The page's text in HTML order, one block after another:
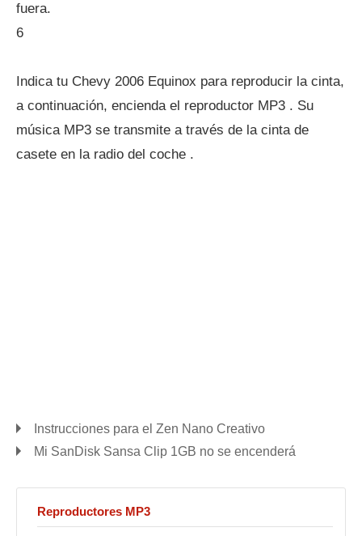
fuera.
6
Indica tu Chevy 2006 Equinox para reproducir la cinta,
a continuación, encienda el reproductor MP3 . Su
música MP3 se transmite a través de la cinta de
casete en la radio del coche .
Instrucciones para el Zen Nano Creativo
Mi SanDisk Sansa Clip 1GB no se encenderá
Reproductores MP3